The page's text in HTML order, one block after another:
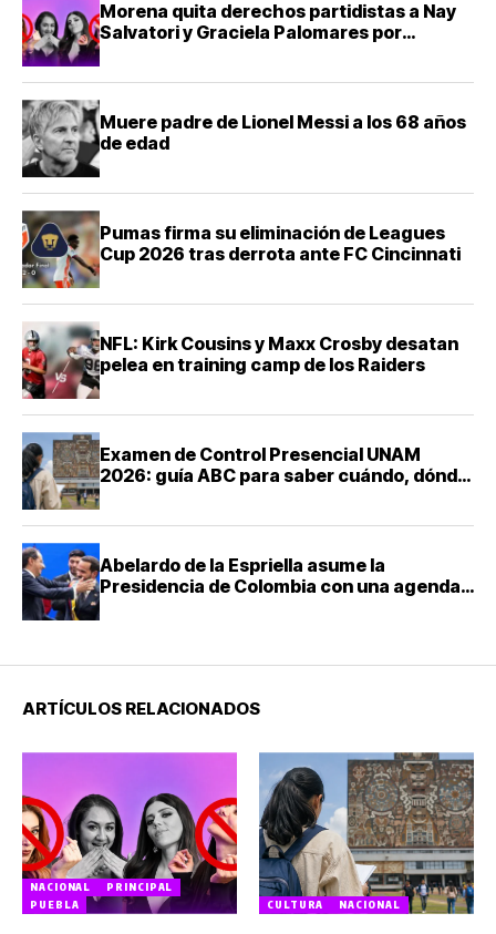
Morena quita derechos partidistas a Nay
Salvatori y Graciela Palomares por
Muere padre de Lionel Messi a los 68 años
de edad
Pumas firma su eliminación de Leagues
Cup 2026 tras derrota ante FC Cincinnati
NFL: Kirk Cousins y Maxx Crosby desatan
pelea en training camp de los Raiders
Examen de Control Presencial UNAM
2026: guía ABC para saber cuándo, dónde
Abelardo de la Espriella asume la
Presidencia de Colombia con una agenda
ARTÍCULOS RELACIONADOS
NACIONAL
PRINCIPAL
PUEBLA
CULTURA NACIONAL